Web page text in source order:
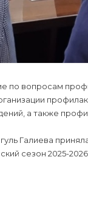
по вопросам
а также
Галиева
сезон 2025-